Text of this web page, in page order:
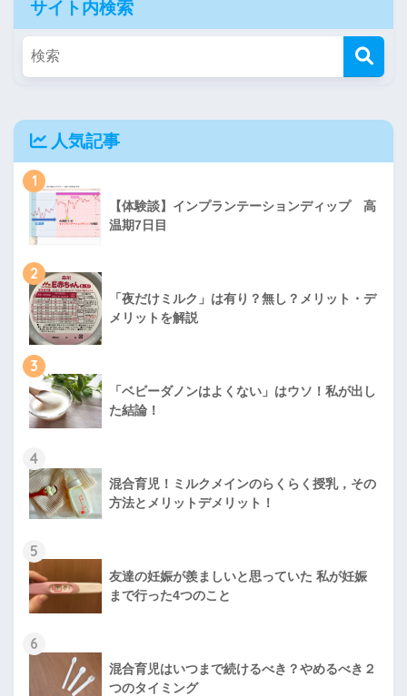
サイト内検索
人気記事
1
【体験談】インプランテーションディップ 高
温期7日目
2
「夜だけミルク」は有り？無し？メリット・デ
メリットを解説
3
「ベビーダノンはよくない」はウソ！私が出し
た結論！
4
混合育児！ミルクメインのらくらく授乳，その
方法とメリットデメリット！
5
友達の妊娠が羨ましいと思っていた 私が妊娠
まで行った4つのこと
6
混合育児はいつまで続けるべき？やめるべき２
つのタイミング